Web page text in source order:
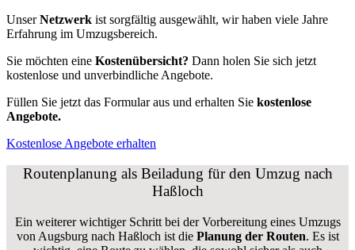
UnserNetzwerk ist sorgfältig ausgewählt, wir haben viele Jahre
Erfahrung im Umzugsbereich.
Sie möchten eine Kostenübersicht? Dann holen Sie sich jetzt
kostenlose und unverbindliche Angebote.
Füllen Sie jetzt das Formular aus und erhalten Sie kostenlose
Angebote.
Kostenlose Angebote erhalten
Routenplanung als Beiladung für den Umzug nach
Haßloch
Ein weiterer wichtiger Schritt bei der Vorbereitung eines Umzugs
von Augsburg nach Haßloch ist diePlanung der Routen. Es ist